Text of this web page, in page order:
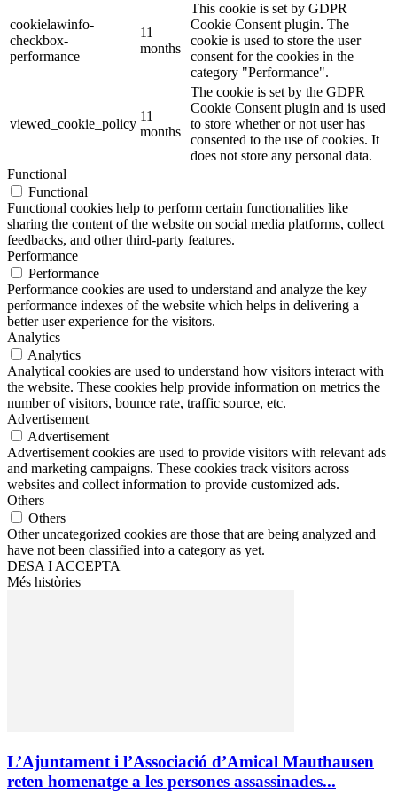
cookielawinfo-
checkbox-
performance
11
months
This cookie is set by GDPR
Cookie Consent plugin. The
cookie is used to store the user
consent for the cookies in the
category "Performance".
viewed_cookie_policy
11
months
The cookie is set by the GDPR
Cookie Consent plugin and is used
to store whether or not user has
consented to the use of cookies. It
does not store any personal data.
Functional
Functional
Functional cookies help to perform certain functionalities like
sharing the content of the website on social media platforms, collect
feedbacks, and other third-party features.
Performance
Performance
Performance cookies are used to understand and analyze the key
performance indexes of the website which helps in delivering a
better user experience for the visitors.
Analytics
Analytics
Analytical cookies are used to understand how visitors interact with
the website. These cookies help provide information on metrics the
number of visitors, bounce rate, traffic source, etc.
Advertisement
Advertisement
Advertisement cookies are used to provide visitors with relevant ads
and marketing campaigns. These cookies track visitors across
websites and collect information to provide customized ads.
Others
Others
Other uncategorized cookies are those that are being analyzed and
have not been classified into a category as yet.
DESA I ACCEPTA
Més històries
L’Ajuntament i l’Associació d’Amical Mauthausen
reten homenatge a les persones assassinades...